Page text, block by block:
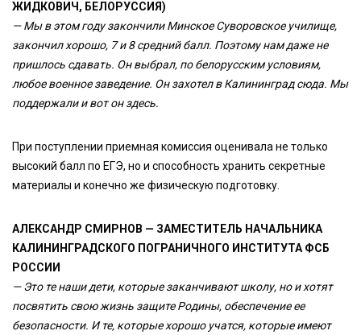
ЖИДКОВИЧ, БЕЛОРУССИЯ)
— Мы в этом году закончили Минское Суворовское училище,
закончил хорошо, 7 и 8 средний балл. Поэтому нам даже не
пришлось сдавать. Он выбрал, по белорусским условиям,
любое военное заведение. Он захотел в Калининград сюда. Мы
поддержали и вот он здесь.
При поступлении приемная комиссия оценивала не только
высокий балл по ЕГЭ, но и способность хранить секретные
материалы и конечно же физическую подготовку.
АЛЕКСАНДР СМИРНОВ — ЗАМЕСТИТЕЛЬ НАЧАЛЬНИКА
КАЛИНИНГРАДСКОГО ПОГРАНИЧНОГО ИНСТИТУТА ФСБ
РОССИИ
— Это те наши дети, которые заканчивают школу, но и хотят
посвятить свою жизнь защите Родины, обеспечение ее
безопасности. И те, которые хорошо учатся, которые имеют